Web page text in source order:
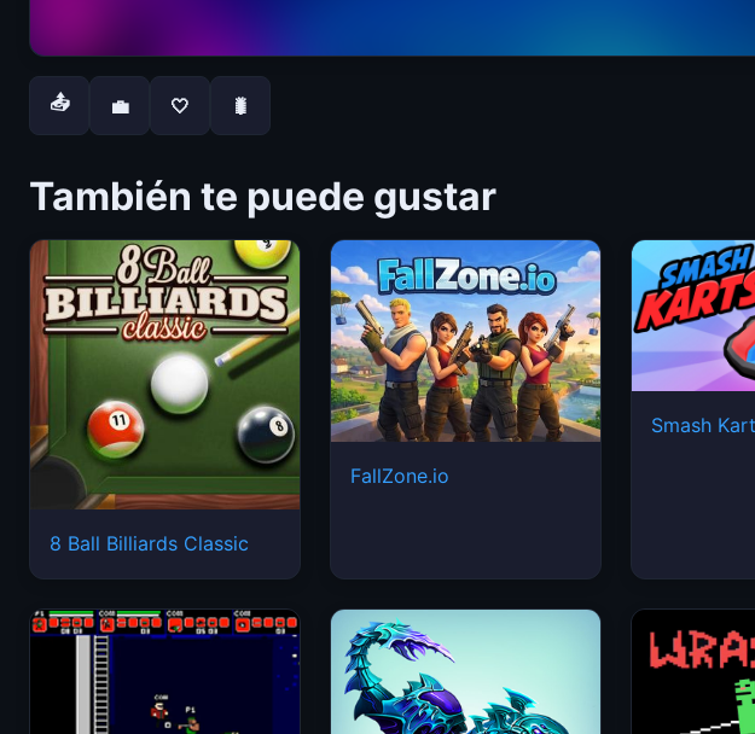
📤 💼 🤍 🐛
También te puede gustar
8 Ball Billiards Classic
FallZone.io
Smash